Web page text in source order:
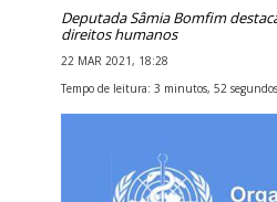
Deputada Sâmia Bomfim
direitos humanos
22 MAR 2021, 18:28
Tempo de leitura: 3 minutos, 52 segundos